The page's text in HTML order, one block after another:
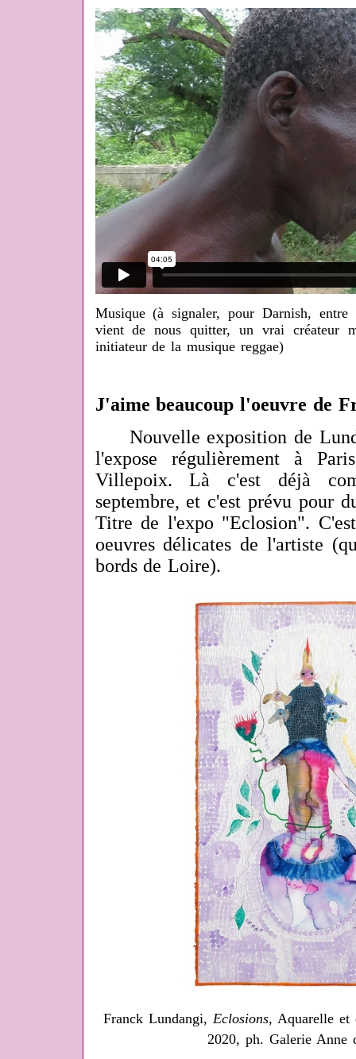
Musique (à signaler, pour Darnish,
vient de nous quitter, un vrai créateur
initiateur de la musique reggae)
J'aime beaucoup l'oeuvre de
Nouvelle exposition de
l'expose régulièrement à
Villepoix. Là c'est déjà
septembre, et c'est prévu pour
Titre de l'expo "Eclosion".
oeuvres délicates de l'artiste
bords de Loire).
Franck Lundangi,Eclosions, Aquarelle et
2020, ph. Galerie Anne